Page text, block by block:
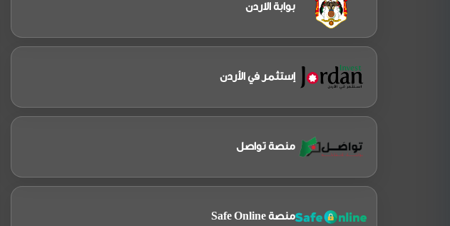
بوابة الاردن
إستثمر في الأردن
منصة تواصل
منصة Safe Online